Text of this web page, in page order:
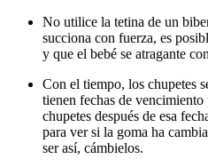
No utilice la tetina de un
succiona con fuerza, es
y que el bebé se atragante
Con el tiempo, los chupetes
tienen fechas de
chupetes después de esa
para ver si la goma ha
ser así, cámbielos.